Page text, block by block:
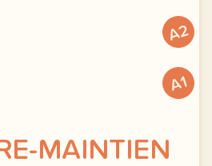
A2
A1
MAINTIEN